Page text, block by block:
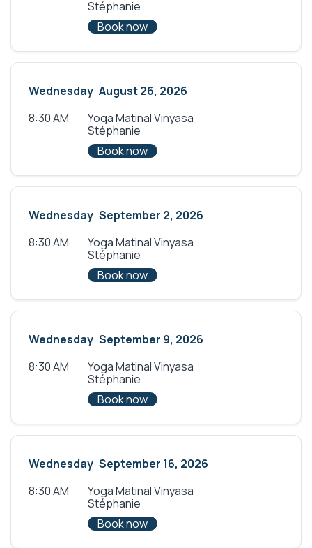
Stéphanie
Book now
Wednesday August 26, 2026
8:30 AM
Yoga Matinal Vinyasa
Stéphanie
Book now
Wednesday September 2, 2026
8:30 AM
Yoga Matinal Vinyasa
Stéphanie
Book now
Wednesday September 9, 2026
8:30 AM
Yoga Matinal Vinyasa
Stéphanie
Book now
Wednesday September 16, 2026
8:30 AM
Yoga Matinal Vinyasa
Stéphanie
Book now